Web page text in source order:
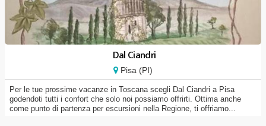
Dal Ciandri
Pisa (PI)
Per le tue prossime vacanze in Toscana scegli Dal Ciandri a Pisa
godendoti tutti i confort che solo noi possiamo offrirti. Ottima anche
come punto di partenza per escursioni nella Regione, ti offriamo...